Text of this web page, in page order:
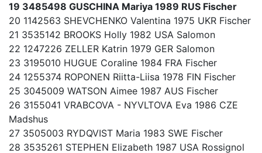
19 3485498 GUSCHINA Mariya 1989 RUS Fischer
20 1142563 SHEVCHENKO Valentina 1975 UKR Fischer
21 3535142 BROOKS Holly 1982 USA Salomon
22 1247226 ZELLER Katrin 1979 GER Salomon
23 3195010 HUGUE Coraline 1984 FRA Fischer
24 1255374 ROPONEN Riitta-Liisa 1978 FIN Fischer
25 3045009 WATSON Aimee 1987 AUS Fischer
26 3155041 VRABCOVA - NYVLTOVA Eva 1986 CZE
Madshus
27 3505003 RYDQVIST Maria 1983 SWE Fischer
28 3535261 STEPHEN Elizabeth 1987 USA Rossignol